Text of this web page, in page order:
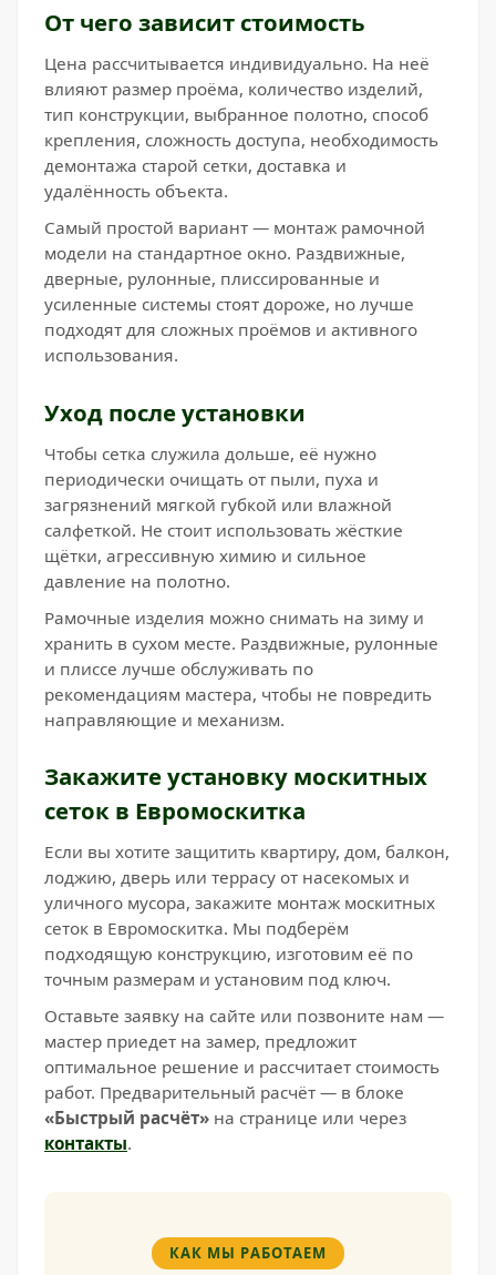
От чего зависит стоимость
Цена рассчитывается индивидуально. На неё
влияют размер проёма, количество изделий,
тип конструкции, выбранное полотно, способ
крепления, сложность доступа, необходимость
демонтажа старой сетки, доставка и
удалённость объекта.
Самый простой вариант — монтаж рамочной
модели на стандартное окно. Раздвижные,
дверные, рулонные, плиссированные и
усиленные системы стоят дороже, но лучше
подходят для сложных проёмов и активного
использования.
Уход после установки
Чтобы сетка служила дольше, её нужно
периодически очищать от пыли, пуха и
загрязнений мягкой губкой или влажной
салфеткой. Не стоит использовать жёсткие
щётки, агрессивную химию и сильное
давление на полотно.
Рамочные изделия можно снимать на зиму и
хранить в сухом месте. Раздвижные, рулонные
и плиссе лучше обслуживать по
рекомендациям мастера, чтобы не повредить
направляющие и механизм.
Закажите установку москитных
сеток в Евромоскитка
Если вы хотите защитить квартиру, дом, балкон,
лоджию, дверь или террасу от насекомых и
уличного мусора, закажите монтаж москитных
сеток в Евромоскитка. Мы подберём
подходящую конструкцию, изготовим её по
точным размерам и установим под ключ.
Оставьте заявку на сайте или позвоните нам —
мастер приедет на замер, предложит
оптимальное решение и рассчитает стоимость
работ. Предварительный расчёт — в блоке
«Быстрый расчёт» на странице или через
контакты.
КАК МЫ РАБОТАЕМ